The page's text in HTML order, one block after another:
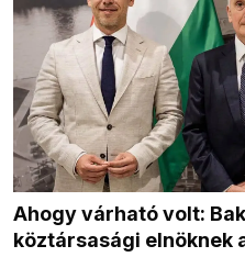
Ahogy várható volt:
köztársasági elnöknek